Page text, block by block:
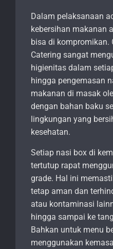
Dalam pelaksanaan
kebersihan makanan
bisa di kompromikan.
Catering sangat
higienitas dalam
hingga pengemasan
makanan di masak
dengan bahan baku
lingkungan yang
kesehatan.
Setiap nasi box di
tertutup rapat
grade. Hal ini
tetap aman dan
atau kontaminasi
hingga sampai ke
Bahkan untuk menu
menggunakan